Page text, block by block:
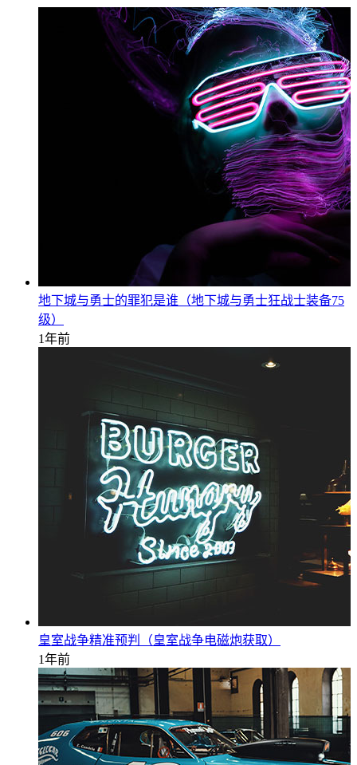
地下城与勇士的罪犯是谁（地下城与勇士狂战士装备75
级）
1年前
皇室战争精准预判（皇室战争电磁炮获取）
1年前